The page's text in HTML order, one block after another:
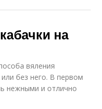
на
вяления
без него. В первом
нежными и отлично